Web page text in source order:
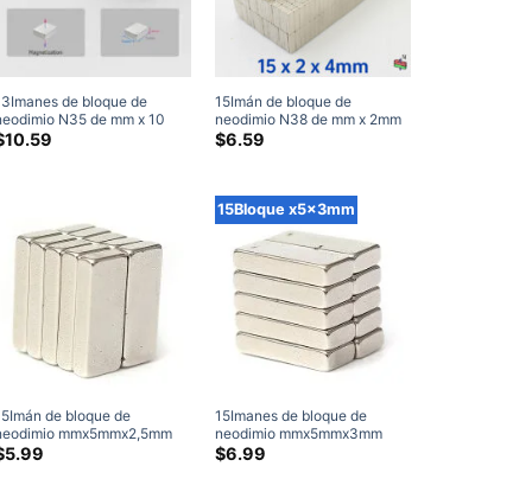
de bloque de
N35 de mm x 10
x 4 mm Imanes
10.59
15Imán de bloque de
neodimio N38 de mm x 2mm
x 4mm, imanes de bloque
$6.59
de bloque de
mmx5mmx2,5mm
fuerte 15x5x2,5mm
imanes de bloque venta de
5.99
15Bloque x5x3mm
15Imanes de bloque de
neodimio mmx5mmx3mm
N52 fuertes imanes
rectangulares de tierras raras
$6.99